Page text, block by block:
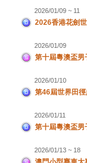
2026/01/09 ~ 11
2026香港花劍
2026/01/09
第十屆粵澳盃男
2026/01/10
第46屆世界田
2026/01/11
第十屆粵澳盃男
2026/01/13 ~ 18